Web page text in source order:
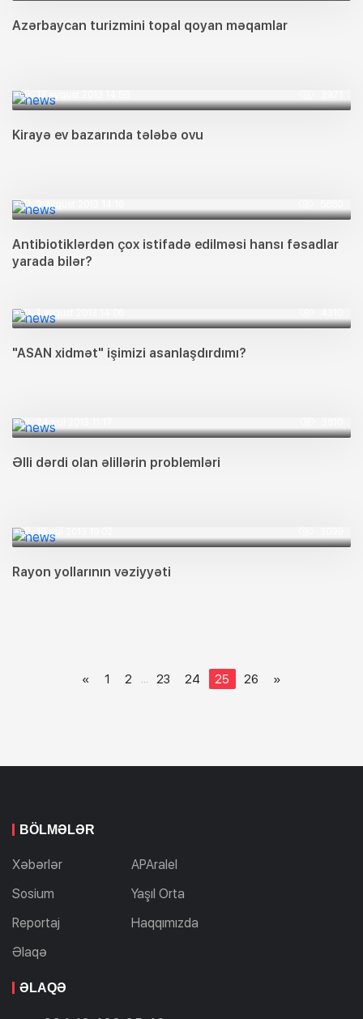
Azərbaycan turizmini topal qoyan məqamlar
13 avqust 2013 14:58
Kirayə ev bazarında tələbə ovu
Antibiotiklərdən çox istifadə edilməsi hansı fəsadlar
yarada bilər?
1 avqust 2013 14:06
"ASAN xidmət" işimizi asanlaşdırdımı?
24 iyul 2013 11:17
Əlli dərdi olan əlillərin problemləri
18 iyul 2013 19:02
Rayon yollarının vəziyyəti
« 1 2 23 24 25 26 »
BÖLMƏLƏR
Xəbərlər
APAralel
Sosium
Yaşıl Orta
Reportaj
Haqqımızda
Əlaqə
ƏLAQƏ